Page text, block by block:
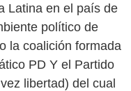
Latina en el país de
político de
la coalición formada
PD Y el Partido
libertad) del cual